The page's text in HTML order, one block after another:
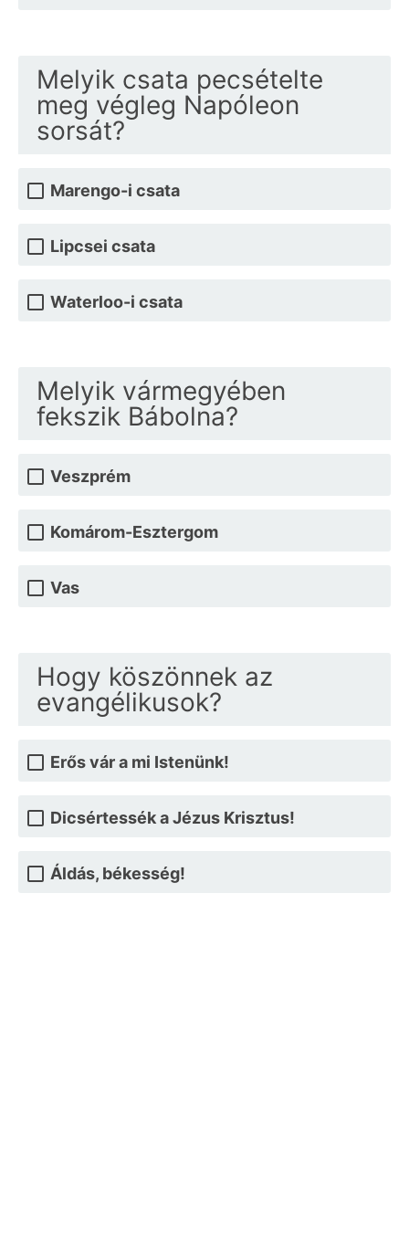
Melyik csata pecsételte
meg végleg Napóleon
sorsát?
Marengo-i csata
Lipcsei csata
Waterloo-i csata
Melyik vármegyében
fekszik Bábolna?
Veszprém
Komárom-Esztergom
Vas
Hogy köszönnek az
evangélikusok?
Erős vár a mi Istenünk!
Dicsértessék a Jézus Krisztus!
Áldás, békesség!